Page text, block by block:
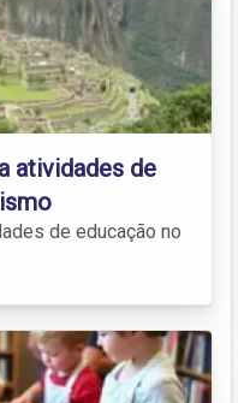
atividades de
de educação no